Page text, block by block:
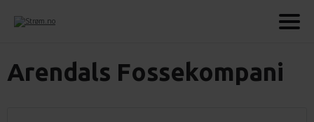
Arendals Fossekompani